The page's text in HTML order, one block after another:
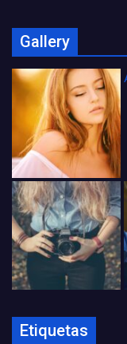
Gallery
Etiquetas